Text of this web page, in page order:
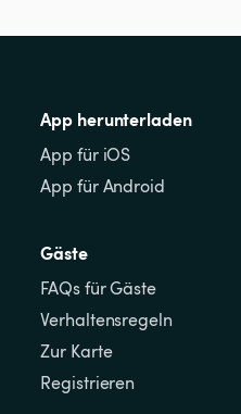
App herunterladen
App für iOS
App für Android
Gäste
FAQs für Gäste
Verhaltensregeln
Zur Karte
Registrieren